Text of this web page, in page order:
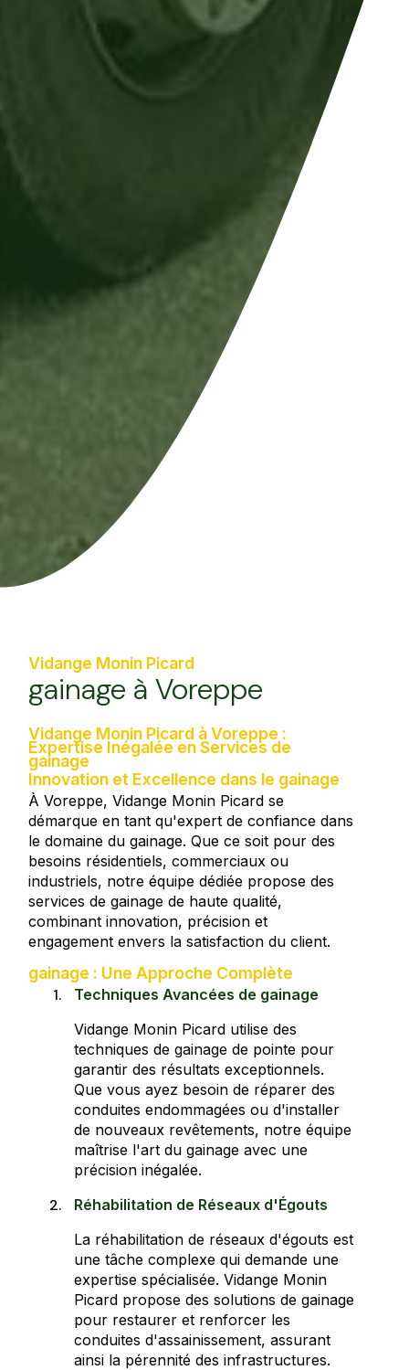
Vidange Monin Picard
gainage à Voreppe
Vidange Monin Picard à Voreppe :
Expertise Inégalée en Services de
gainage
Innovation et Excellence dans le gainage
À Voreppe, Vidange Monin Picard se
démarque en tant qu'expert de confiance dans
le domaine du gainage. Que ce soit pour des
besoins résidentiels, commerciaux ou
industriels, notre équipe dédiée propose des
services de gainage de haute qualité,
combinant innovation, précision et
engagement envers la satisfaction du client.
gainage : Une Approche Complète
Techniques Avancées de gainage
Vidange Monin Picard utilise des
techniques de gainage de pointe pour
garantir des résultats exceptionnels.
Que vous ayez besoin de réparer des
conduites endommagées ou d'installer
de nouveaux revêtements, notre équipe
maîtrise l'art du gainage avec une
précision inégalée.
Réhabilitation de Réseaux d'Égouts
La réhabilitation de réseaux d'égouts est
une tâche complexe qui demande une
expertise spécialisée. Vidange Monin
Picard propose des solutions de gainage
pour restaurer et renforcer les
conduites d'assainissement, assurant
ainsi la pérennité des infrastructures.